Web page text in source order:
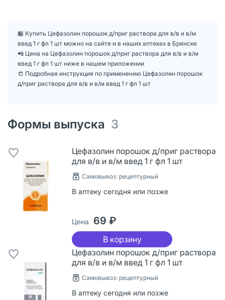
🏪 Купить Цефазолин порошок д/приг раствора для в/в и в/м
введ 1 г фл 1 шт можно на сайте и в наших аптеках в Брянске
📲 Цена на Цефазолин порошок д/приг раствора для в/в и в/м
введ 1 г фл 1 шт ниже в нашем приложении
📒 Подробная инструкция по применению Цефазолин порошок
д/приг раствора для в/в и в/м введ 1 г фл 1 шт
Формы выпуска 3
Цефазолин порошок д/приг раствора
для в/в и в/м введ 1 г фл 1 шт
Самовывоз: рецептурный
В аптеку сегодня или позже
Цена 69 ₽
В корзину
Цефазолин порошок д/приг раствора
для в/в и в/м введ 1 г фл 1 шт
Самовывоз: рецептурный
В аптеку сегодня или позже